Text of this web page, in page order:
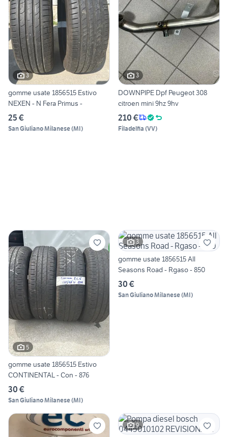
3
gomme usate 1856515 Estivo
NEXEN - N Fera Primus -
25 €
San Giuliano Milanese(MI)
3
DOWNPIPE Dpf Peugeot 308
citroen mini 9hz 9hv
210 €
Filadelfia (VV)
5
gomme usate 1856515 Estivo
CONTINENTAL - Con - 876
30 €
San Giuliano Milanese(MI)
3
gomme usate 1856515 All
Seasons Road - Rgaso - 850
30 €
San Giuliano Milanese(MI)
9